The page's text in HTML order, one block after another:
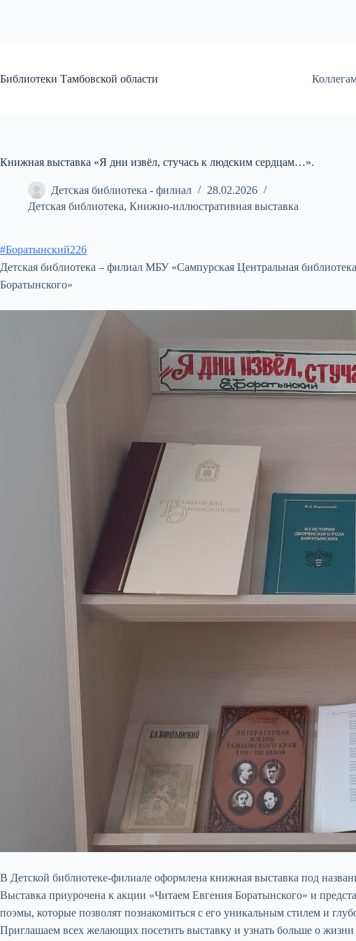
сути
Библиотеки Тамбовской области
Книжная выставка «Я дни извёл, стучась к людским сердцам…».
Детская библиотека - филиал
28.02.2026
Детская библиотека, Книжно-иллюстративная выставка
#Боратынский226
Детская библиотека – филиал МБУ «Сампурская Центральная
Боратынского»
В Детской библиотеке-филиале оформлена книжная выставка под
Выставка приурочена к акции «Читаем Евгения Боратынского» и
поэмы, которые позволят познакомиться с его уникальным стилем и
Приглашаем всех желающих посетить выставку и узнать больше о